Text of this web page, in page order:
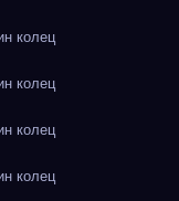
колец
колец
колец
колец